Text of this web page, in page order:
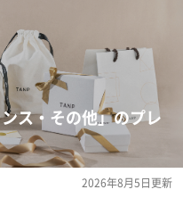
ス・その他」のプレ
2026年8月5日更新